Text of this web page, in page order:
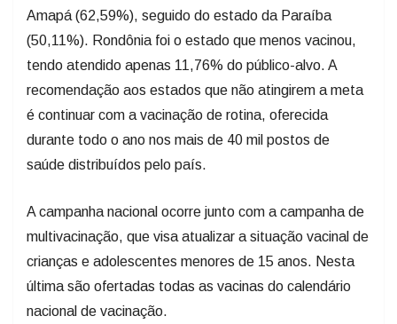
Amapá (62,59%), seguido do estado da Paraíba
(50,11%). Rondônia foi o estado que menos vacinou,
tendo atendido apenas 11,76% do público-alvo. A
recomendação aos estados que não atingirem a meta
é continuar com a vacinação de rotina, oferecida
durante todo o ano nos mais de 40 mil postos de
saúde distribuídos pelo país.
A campanha nacional ocorre junto com a campanha de
multivacinação, que visa atualizar a situação vacinal de
crianças e adolescentes menores de 15 anos. Nesta
última são ofertadas todas as vacinas do calendário
nacional de vacinação.